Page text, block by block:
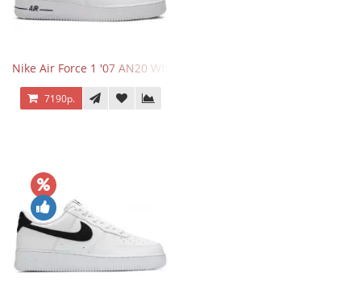
Nike Air Force 1 '07 AN20 White Black
7190р.